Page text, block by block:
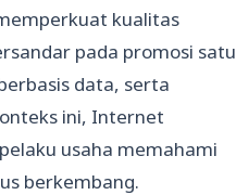
kualitas
pada promosi satu
data, serta
ini, Internet
usaha memahami
berkembang.